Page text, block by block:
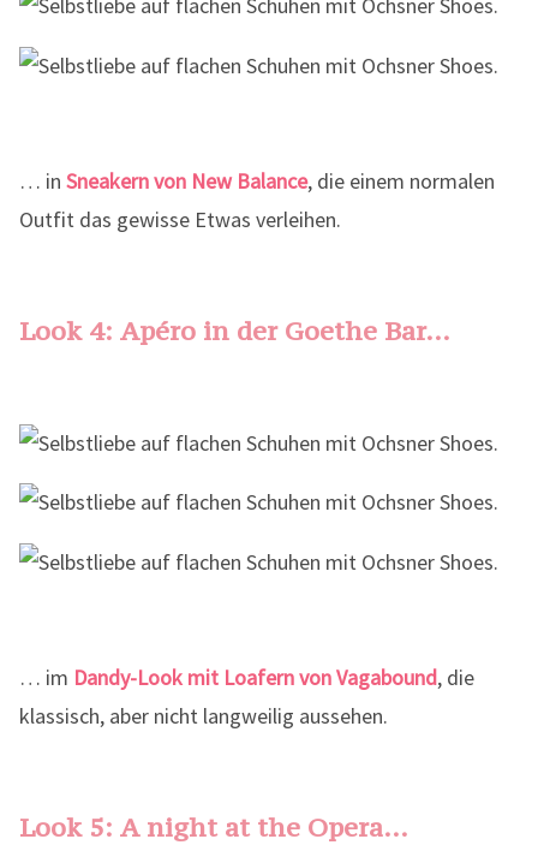
… in Sneakern von New Balance, die einem normalen
Outfit das gewisse Etwas verleihen.
Look 4: Apéro in der Goethe Bar…
… im Dandy-Look mit Loafern von Vagabound, die
klassisch, aber nicht langweilig aussehen.
Look 5: A night at the Opera…